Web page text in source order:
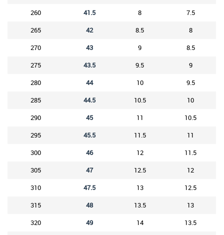
260
41.5 8
7.5
265
42 8.5
8
270
43 9
8.5
275
43.5 9.5
9
280
44 10
9.5
285
44.5 10.5
10
290
45 11
10.5
295
45.5 11.5
11
300
46 12
11.5
305
47 12.5
12
310
47.5 13
12.5
315
48 13.5
13
320
49 14
13.5